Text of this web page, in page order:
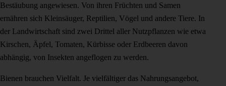
Bestäubung angewiesen. Von ihren Früchten und Samen
ernähren sich Kleinsäuger, Reptilien, Vögel und andere Tiere. In
der Landwirtschaft sind zwei Drittel aller Nutzpflanzen wie etwa
Kirschen, Äpfel, Tomaten, Kürbisse oder Erdbeeren davon
abhängig, von Insekten angeflogen zu werden.
Bienen brauchen Vielfalt. Je vielfältiger das Nahrungsangebot,